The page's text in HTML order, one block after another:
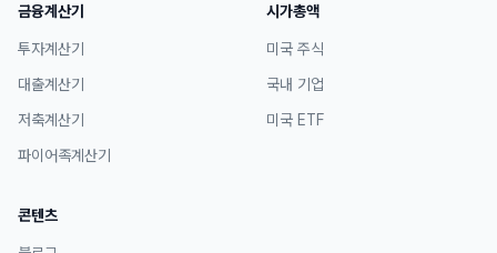
금융계산기
투자계산기
대출계산기
저축계산기
파이어족계산기
시가총액
미국 주식
국내 기업
미국 ETF
콘텐츠